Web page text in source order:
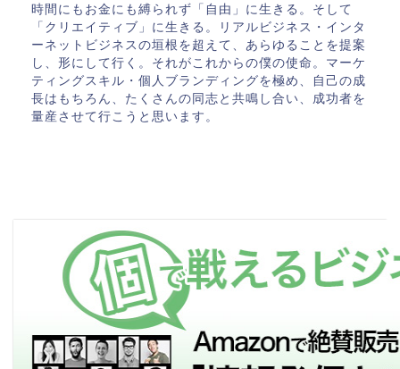
時間にもお金にも縛られず「自由」に生きる。そして
「クリエイティブ」に生きる。リアルビジネス・インタ
ーネットビジネスの垣根を超えて、あらゆることを提案
し、形にして行く。それがこれからの僕の使命。マーケ
ティングスキル・個人ブランディングを極め、自己の成
長はもちろん、たくさんの同志と共鳴し合い、成功者を
量産させて行こうと思います。